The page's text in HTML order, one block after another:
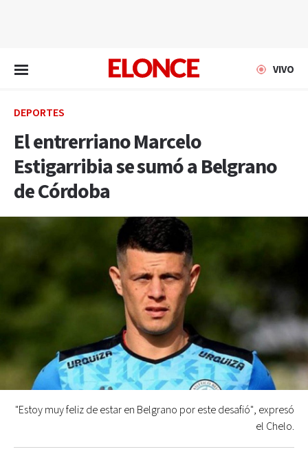
VIVO
DEPORTES
El entrerriano Marcelo
Estigarribia se sumó a Belgrano
de Córdoba
"Estoy muy feliz de estar en Belgrano por este desafió", expresó
el Chelo.